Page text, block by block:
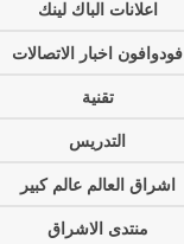
اعلانات الباك لينك
فودوافون اخبار الاتصالات
تقنية
التدريس
اشراق العالم عالم كبير
منتدى الاشراق